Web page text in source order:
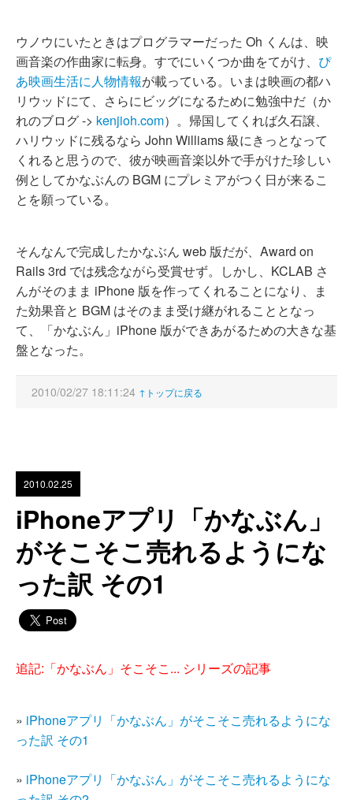
ウノウにいたときはプログラマーだった Oh くんは、映
画音楽の作曲家に転身。すでにいくつか曲をてがけ、 ぴ
あ映画生活に人物情報が載っている。いまは映画の都ハ
リウッドにて、さらにビッグになるために勉強中だ（か
れのブログ -> kenjioh.com）。帰国してくれば久石譲、
ハリウッドに残るなら John Williams 級にきっとなって
くれると思うので、彼が映画音楽以外で手がけた珍しい
例としてかなぶんの BGM にプレミアがつく日が来るこ
とを願っている。
そんなんで完成したかなぶん web 版だが、Award on
Rails 3rd では残念ながら受賞せず。しかし、KCLAB さ
んがそのまま iPhone 版を作ってくれることになり、ま
た効果音と BGM はそのまま受け継がれることとなっ
て、「かなぶん」iPhone 版ができあがるための大きな基
盤となった。
2010/02/27 18:11:24 ↑トップに戻る
2010.02.25
iPhoneアプリ「かなぶん」
がそこそこ売れるようにな
った訳 その1
追記:「かなぶん」そこそこ... シリーズの記事
» iPhoneアプリ「かなぶん」がそこそこ売れるようにな
った訳 その1
» iPhoneアプリ「かなぶん」がそこそこ売れるようにな